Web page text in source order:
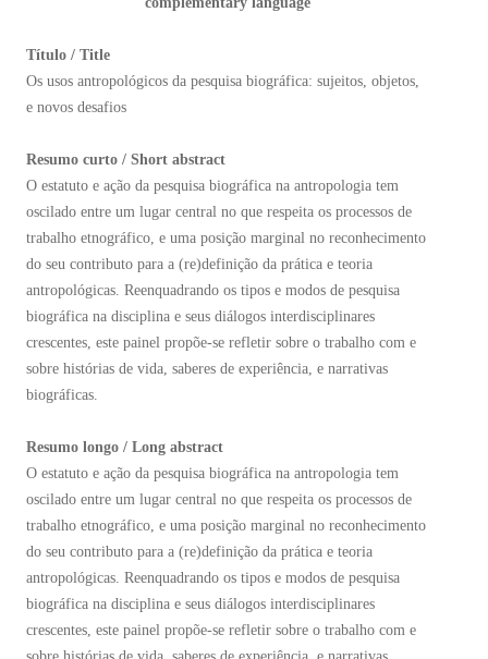
Título / Title
Os usos antropológicos da pesquisa biográfica: sujeitos, objetos,
e novos desafios
Resumo curto / Short abstract
O estatuto e ação da pesquisa biográfica na antropologia tem
oscilado entre um lugar central no que respeita os processos de
trabalho etnográfico, e uma posição marginal no reconhecimento
do seu contributo para a (re)definição da prática e teoria
antropológicas. Reenquadrando os tipos e modos de pesquisa
biográfica na disciplina e seus diálogos interdisciplinares
crescentes, este painel propõe-se refletir sobre o trabalho com e
sobre histórias de vida, saberes de experiência, e narrativas
biográficas.
Resumo longo / Long abstract
O estatuto e ação da pesquisa biográfica na antropologia tem
oscilado entre um lugar central no que respeita os processos de
trabalho etnográfico, e uma posição marginal no reconhecimento
do seu contributo para a (re)definição da prática e teoria
antropológicas. Reenquadrando os tipos e modos de pesquisa
biográfica na disciplina e seus diálogos interdisciplinares
crescentes, este painel propõe-se refletir sobre o trabalho com e